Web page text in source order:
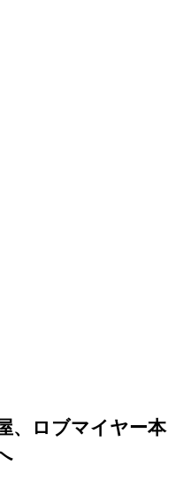
、ロブマイヤー本